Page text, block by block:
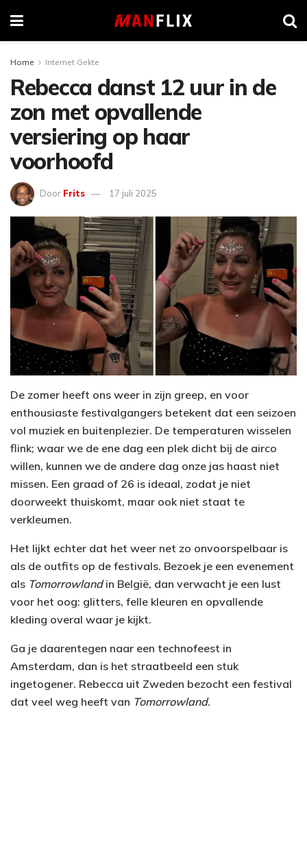
Home Internet Gekte
Rebecca danst 12 uur in de
zon met opvallende
versiering op haar
voorhoofd
Door Frits 17 juli 2025
De zomer heeft ons weer in zijn greep, en voor
enthousiaste festivalgangers betekent dat een seizoen
vol muziek en buitenplezier. De temperaturen wisselen
flink; waar we de ene dag een plek dicht bij de airco
willen, kunnen we de andere dag onze jas haast niet
missen. Een graad of 26 is ideaal, zodat je niet
doorweekt thuiskomt, maar ook niet staat te
verkleumen.
Het lijkt echter dat het weer net zo onvoorspelbaar is
als de outfits op de festivals. Bezoek je een evenement
als Tomorrowlandin België, dan verwacht je een lust
voor het oog: glitters, felle kleuren en opvallende
kleding overal waar je kijkt.
Ga je daarentegen naar een technofeest in
Amsterdam, dan is het straatbeeld een stuk
ingetogener. Rebecca uit Zweden bezocht een festival
dat veel weg heeft van Tomorrowland.